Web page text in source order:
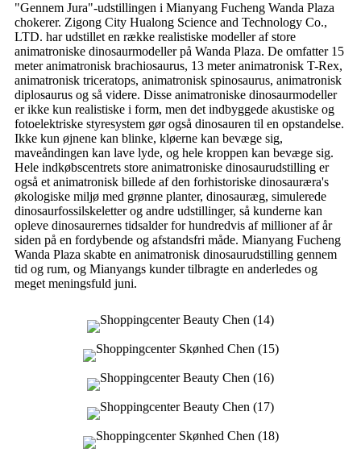
"Gennem Jura"-udstillingen i Mianyang Fucheng Wanda Plaza
chokerer. Zigong City Hualong Science and Technology Co.,
LTD. har udstillet en række realistiske modeller af store
animatroniske dinosaurmodeller på Wanda Plaza. De omfatter 15
meter animatronisk brachiosaurus, 13 meter animatronisk T-Rex,
animatronisk triceratops, animatronisk spinosaurus, animatronisk
diplosaurus og så videre. Disse animatroniske dinosaurmodeller
er ikke kun realistiske i form, men det indbyggede akustiske og
fotoelektriske styresystem gør også dinosauren til en opstandelse.
Ikke kun øjnene kan blinke, kløerne kan bevæge sig,
maveåndingen kan lave lyde, og hele kroppen kan bevæge sig.
Hele indkøbscentrets store animatroniske dinosaurudstilling er
også et animatronisk billede af den forhistoriske dinosauræra's
økologiske miljø med grønne planter, dinosauræg, simulerede
dinosaurfossilskeletter og andre udstillinger, så kunderne kan
opleve dinosaurernes tidsalder for hundredvis af millioner af år
siden på en fordybende og afstandsfri måde. Mianyang Fucheng
Wanda Plaza skabte en animatronisk dinosaurudstilling gennem
tid og rum, og Mianyangs kunder tilbragte en anderledes og
meget meningsfuld juni.